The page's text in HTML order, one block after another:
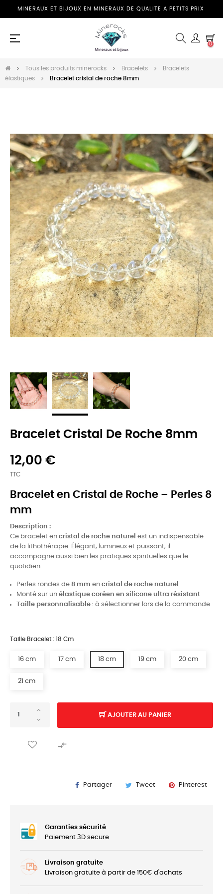
MINERAUX ET BIJOUX EN MINERAUX DE QUALITE A PETITS PRIX
Basculer
☰
0
Tous les produits minerocks Bracelets
Bracelets
élastiques
Bracelet cristal de roche 8mm
Bracelet Cristal De Roche 8mm
12,00 €
TTC
Bracelet en Cristal de Roche – Perles 8
mm
Description :
Ce bracelet en cristal de roche naturel est un indispensable
de la lithothérapie. Élégant, lumineux et puissant, il
accompagne aussi bien les pratiques spirituelles que le
quotidien.
Perles rondes de 8 mm en cristal de roche naturel
Monté sur un élastique coréen en silicone ultra résistant
Taille personnalisable : à sélectionner lors de la commande
Taille Bracelet : 18 Cm
16 cm 17 cm 18 cm 19 cm 20 cm
21 cm
AJOUTER AU PANIER

Partager Tweet Pinterest
Garanties sécurité
Paiement 3D secure
Livraison gratuite
Livraison gratuite à partir de 150€ d'achats